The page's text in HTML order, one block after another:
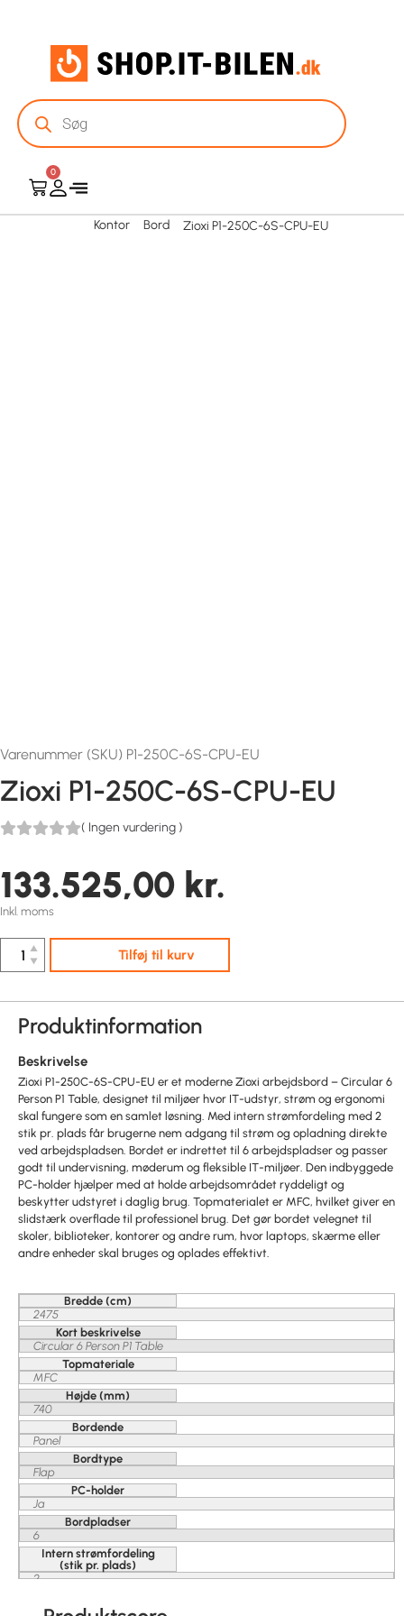
0
Kontor Bord Zioxi P1-250C-6S-CPU-EU
Varenummer (SKU) P1-250C-6S-CPU-EU
Zioxi P1-250C-6S-CPU-EU
( Ingen vurdering )
133.525,00 kr.
Inkl. moms
▲
▼
Tilføj til kurv
Produktinformation
Beskrivelse
Zioxi P1-250C-6S-CPU-EU er et moderne Zioxi arbejdsbord – Circular 6
Person P1 Table, designet til miljøer hvor IT-udstyr, strøm og ergonomi
skal fungere som en samlet løsning. Med intern strømfordeling med 2
stik pr. plads får brugerne nem adgang til strøm og opladning direkte
ved arbejdspladsen. Bordet er indrettet til 6 arbejdspladser og passer
godt til undervisning, møderum og fleksible IT-miljøer. Den indbyggede
PC-holder hjælper med at holde arbejdsområdet ryddeligt og
beskytter udstyret i daglig brug. Topmaterialet er MFC, hvilket giver en
slidstærk overflade til professionel brug. Det gør bordet velegnet til
skoler, biblioteker, kontorer og andre rum, hvor laptops, skærme eller
andre enheder skal bruges og oplades effektivt.
Bredde (cm)
2475
Kort beskrivelse
Circular 6 Person P1 Table
Topmateriale
MFC
Højde (mm)
740
Bordende
Panel
Bordtype
Flap
PC-holder
Ja
Bordpladser
6
Intern strømfordeling
(stik pr. plads)
2